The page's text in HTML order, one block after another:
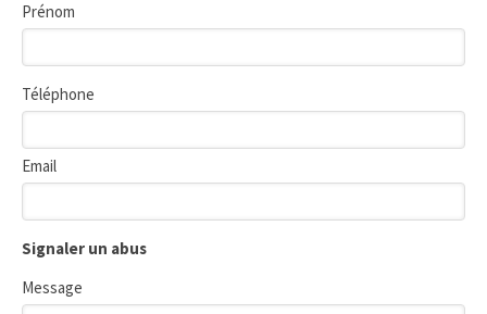
Prénom
Téléphone
Email
Signaler un abus
Message